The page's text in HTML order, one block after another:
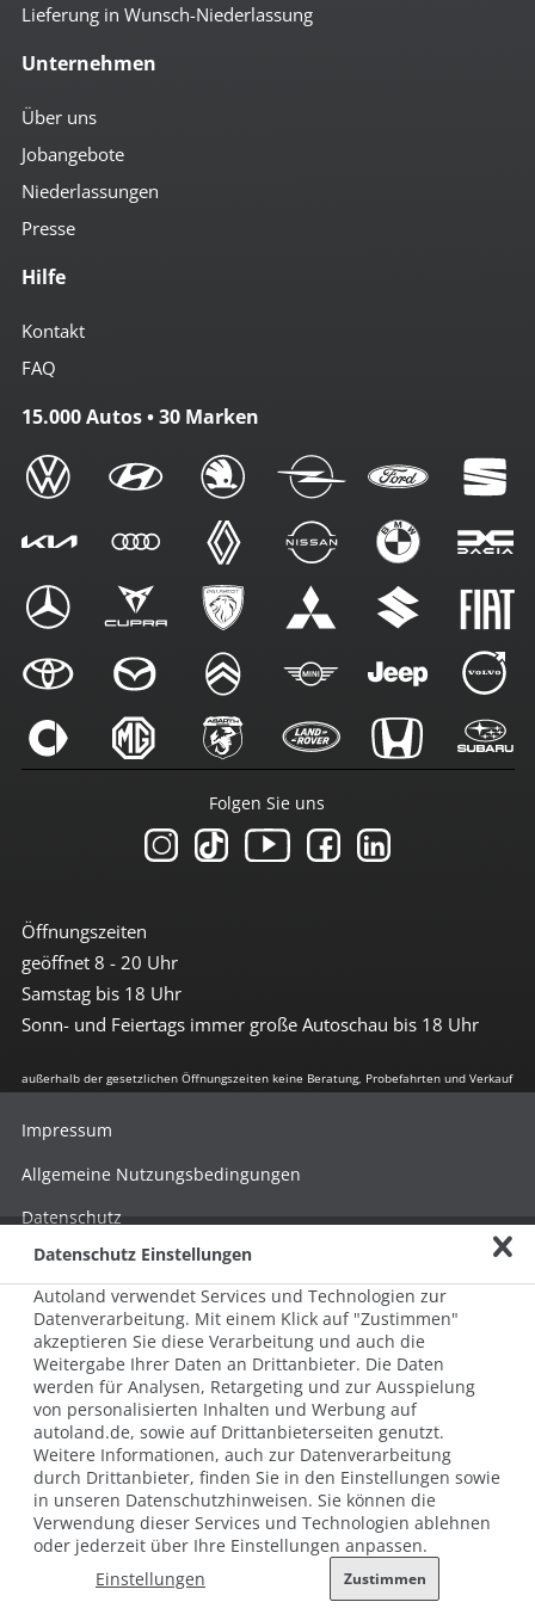
Lieferung in Wunsch-Niederlassung
Unternehmen
Über uns
Jobangebote
Niederlassungen
Presse
Hilfe
Kontakt
FAQ
15.000 Autos • 30 Marken
Öffnungszeiten
geöffnet 8 - 20 Uhr
Samstag bis 18 Uhr
Sonn- und Feiertags immer große Autoschau bis 18 Uhr
Folgen Sie uns
außerhalb der gesetzlichen Öffnungszeiten keine Beratung, Probefahrten und Verkauf
© 2026 AUTOLAND 24 SE & Co. Betriebs KG
Werner-von-Siemens-Str. 2, 06796 Brehna, Deutschland
Impressum
Allgemeine Nutzungsbedingungen
Datenschutz
Hinweisgebersystem nach HinSchG
Beschwerde nach LkSG
Grundsatzerklärung zum LkSG
Datenschutz Einstellungen
Autoland verwendet Services und Technologien zur
Datenverarbeitung. Mit einem Klick auf "Zustimmen"
akzeptieren Sie diese Verarbeitung und auch die
Weitergabe Ihrer Daten an Drittanbieter. Die Daten
werden für Analysen, Retargeting und zur Ausspielung
von personalisierten Inhalten und Werbung auf
autoland.de, sowie auf Drittanbieterseiten genutzt.
Weitere Informationen, auch zur Datenverarbeitung
durch Drittanbieter, finden Sie in den Einstellungen sowie
in unseren Datenschutzhinweisen. Sie können die
Verwendung dieser Services und Technologien ablehnen
oder jederzeit über Ihre Einstellungen anpassen.
Einstellungen
Zustimmen